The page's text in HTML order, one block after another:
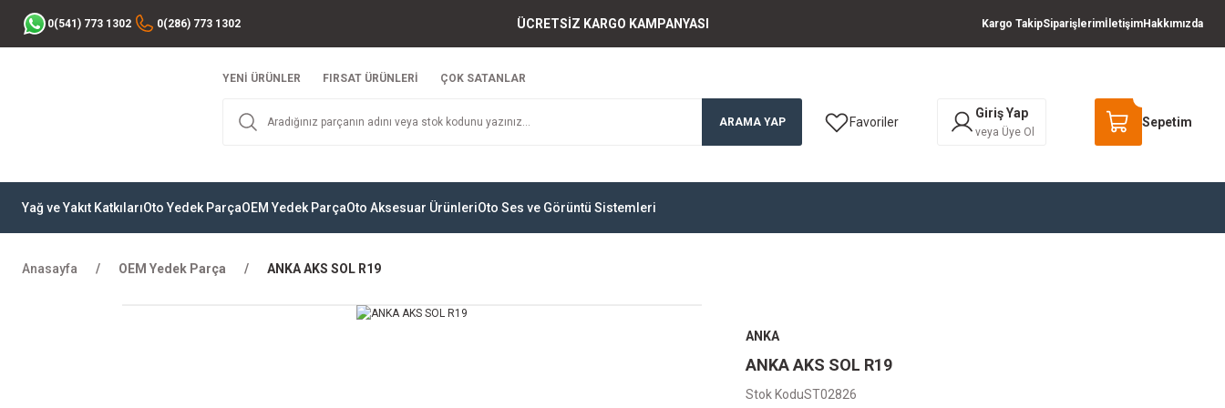
0(541) 773 1302 0(286) 773 1302 ÜCRETSİZ KARGO KAMPANYASI Kargo TakipSiparişlerimİletişimHakkımızda
YENİ ÜRÜNLER FIRSAT ÜRÜNLERİ ÇOK SATANLAR
ARAMA YAP Favoriler
Giriş Yap
veya Üye Ol
Sepetim
Yağ ve Yakıt KatkılarıOto Yedek ParçaOEM Yedek ParçaOto Aksesuar ÜrünleriOto Ses ve Görüntü Sistemleri
Anasayfa OEM Yedek Parça ANKA AKS SOL R19
ANKA
ANKA AKS SOL R19
Stok KoduST02826